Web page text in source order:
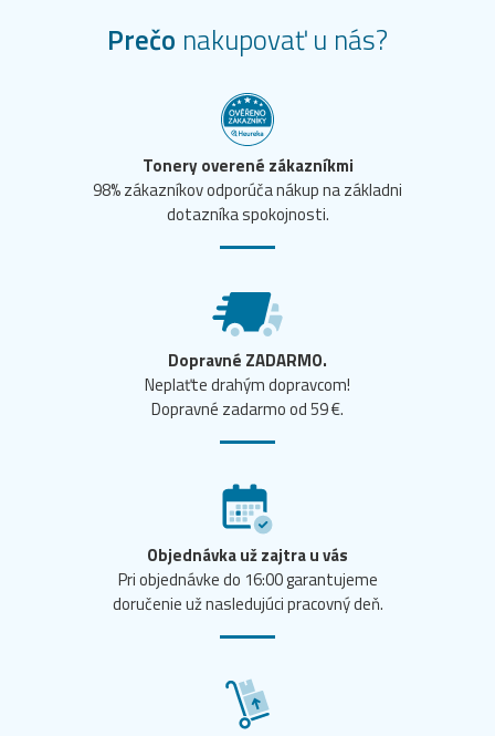
Prečo nakupovať u nás?
Tonery overené zákazníkmi
98% zákazníkov odporúča nákup na základni
dotazníka spokojnosti.
Dopravné ZADARMO.
Neplaťte drahým dopravcom!
Dopravné zadarmo od 59 €.
Objednávka už zajtra u vás
Pri objednávke do 16:00 garantujeme
doručenie už nasledujúci pracovný deň.